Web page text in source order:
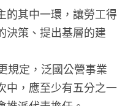
的其中一環，讓勞工得
決策、提出基層的建
規定，泛國公營事業
中，應至少有五分之一